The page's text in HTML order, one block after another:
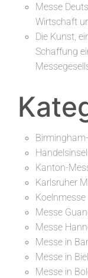
Messe
Wirtschaft
Die Kunst,
Schaffung
Kanton-
Karlsruher
Koelnmesse
Messe
Messe
Messe in
Messe in
Messe in